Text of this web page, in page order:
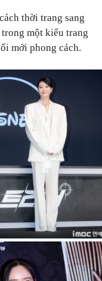
thời trang sang
một kiểu trang
mới phong cách.